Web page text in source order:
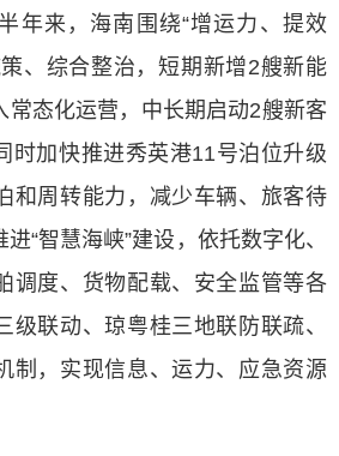
年来，海南围绕“增运力、提效
、综合整治，短期新增2艘新能
常态化运营，中长期启动2艘新客
时加快推进秀英港11号泊位升级
和周转能力，减少车辆、旅客待
“智慧海峡”建设，依托数字化、
调度、货物配载、安全监管等各
级联动、琼粤桂三地联防联疏、
制，实现信息、运力、应急资源